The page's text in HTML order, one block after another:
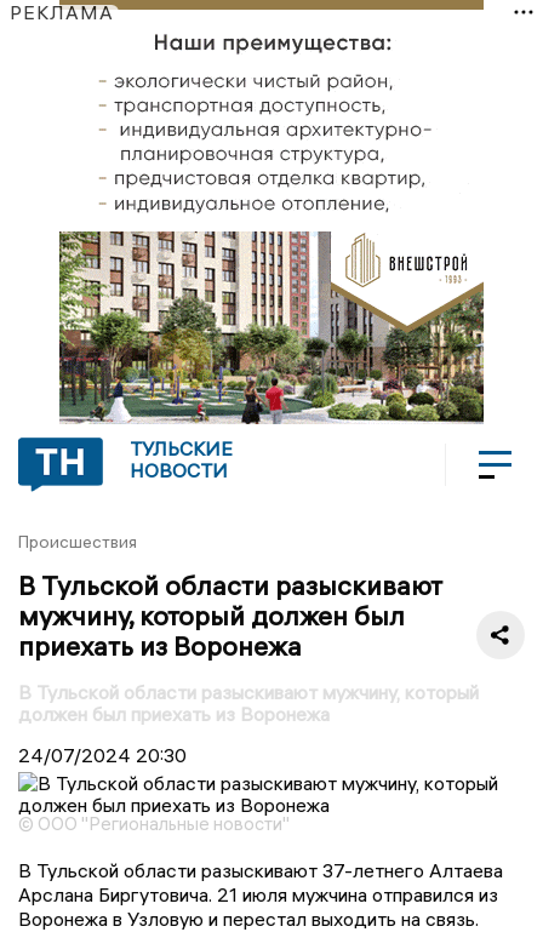
РЕКЛАМА
ТУЛЬСКИЕ
НОВОСТИ
Происшествия
В Тульской области разыскивают
мужчину, который должен был
приехать из Воронежа
В Тульской области разыскивают мужчину, который
должен был приехать из Воронежа
24/07/2024 20:30
© ООО "Региональные новости"
В Тульской области разыскивают 37-летнего Алтаева
Арслана Биргутовича. 21 июля мужчина отправился из
Воронежа в Узловую и перестал выходить на связь.